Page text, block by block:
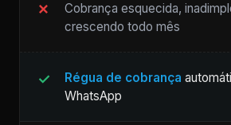
Cobrança esquecida,
crescendo todo mês
Régua de cobrança
WhatsApp